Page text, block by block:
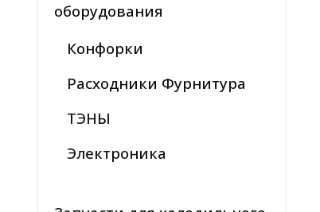
оборудования
Конфорки
Расходники Фурнитура
ТЭНЫ
Электроника